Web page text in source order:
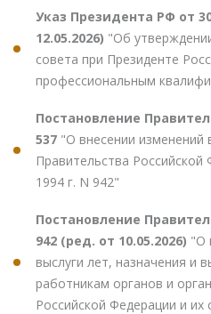
Указ Президента РФ от
12.05.2026) "Об
совета при Президенте
профессиональным
Постановление
537 "О внесении изменений
Правительства Российской
1994 г. N 942"
Постановление
942 (ред. от 10.05.2026) "О
выслуги лет, назначения и
работникам органов и
Российской Федерации и их